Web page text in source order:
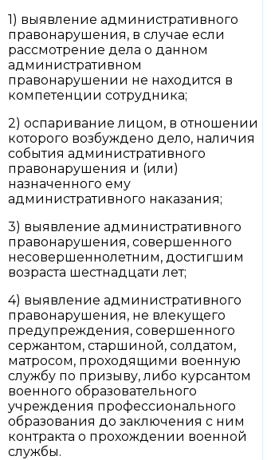
1) выявление административного
правонарушения, в случае если
рассмотрение дела о данном
административном
правонарушении не находится в
компетенции сотрудника;
2) оспаривание лицом, в отношении
которого возбуждено дело, наличия
события административного
правонарушения и (или)
назначенного ему
административного наказания;
3) выявление административного
правонарушения, совершенного
несовершеннолетним, достигшим
возраста шестнадцати лет;
4) выявление административного
правонарушения, не влекущего
предупреждения, совершенного
сержантом, старшиной, солдатом,
матросом, проходящими военную
службу по призыву, либо курсантом
военного образовательного
учреждения профессионального
образования до заключения с ним
контракта о прохождении военной
службы.